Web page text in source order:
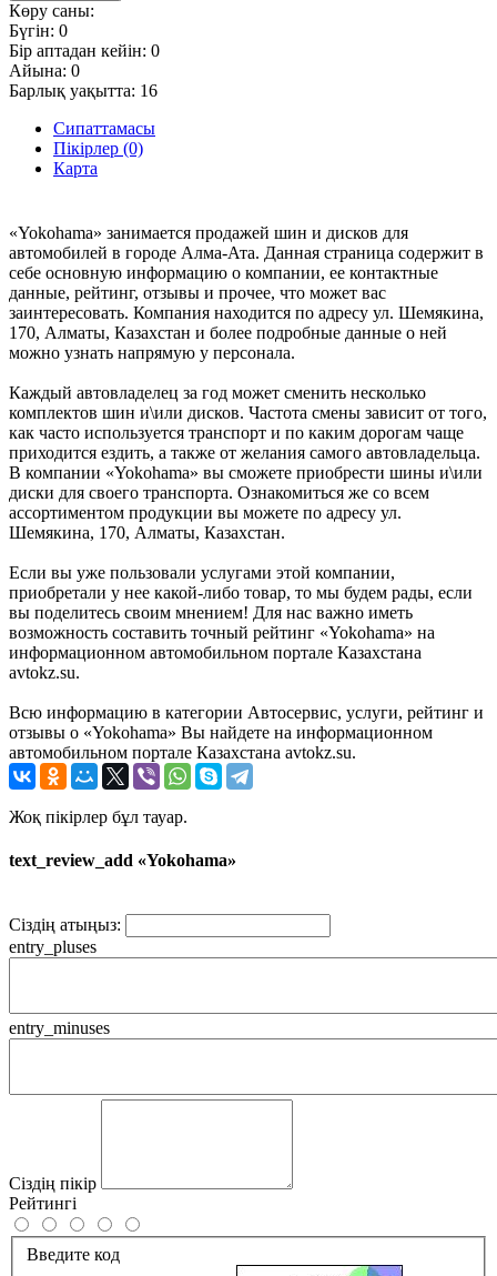
Көру саны:
Бүгін: 0
Бір аптадан кейін: 0
Айына: 0
Барлық уақытта: 16
Сипаттамасы
Пікірлер (0)
Карта
«Yokohama» занимается продажей шин и дисков для
автомобилей в городе Алма-Ата. Данная страница содержит в
себе основную информацию о компании, ее контактные
данные, рейтинг, отзывы и прочее, что может вас
заинтересовать. Компания находится по адресу ул. Шемякина,
170, Алматы, Казахстан и более подробные данные о ней
можно узнать напрямую у персонала.
Каждый автовладелец за год может сменить несколько
комплектов шин и\или дисков. Частота смены зависит от того,
как часто используется транспорт и по каким дорогам чаще
приходится ездить, а также от желания самого автовладельца.
В компании «Yokohama» вы сможете приобрести шины и\или
диски для своего транспорта. Ознакомиться же со всем
ассортиментом продукции вы можете по адресу ул.
Шемякина, 170, Алматы, Казахстан.
Если вы уже пользовали услугами этой компании,
приобретали у нее какой-либо товар, то мы будем рады, если
вы поделитесь своим мнением! Для нас важно иметь
возможность составить точный рейтинг «Yokohama» на
информационном автомобильном портале Казахстана
avtokz.su.
Всю информацию в категории Автосервис, услуги, рейтинг и
отзывы о «Yokohama» Вы найдете на информационном
автомобильном портале Казахстана avtokz.su.
Жоқ пікірлер бұл тауар.
text_review_add «Yokohama»
Сіздің атыңыз:
entry_pluses
entry_minuses
Сіздің пікір
Рейтингі
Введите код